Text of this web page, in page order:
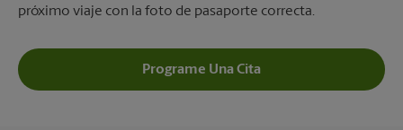
próximo viaje con la foto de pasaporte correcta.
Programe Una Cita